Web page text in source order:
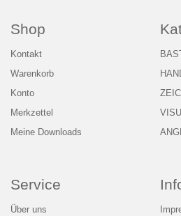
Shop
Kontakt
Warenkorb
Konto
Merkzettel
Meine Downloads
Service
Über uns